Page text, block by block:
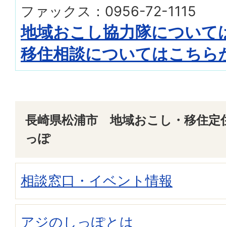
ファックス：0956-72-1115
地域おこし協力隊について
移住相談についてはこちら
長崎県松浦市 地域おこし・移住
っぽ
相談窓口・イベント情報
アジのしっぽとは